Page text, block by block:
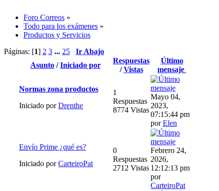
Foro Correos »
Todo para los exámenes »
Productos y Servicios
Páginas: [1] 2 3 ... 25
Ir Abajo
Asunto /Iniciado por
Respuestas
/Vistas
Último
mensaje
Normas zona productos
Iniciado porDrenthe
1
Respuestas
8774 Vistas
Mayo 04,
2023,
07:15:44 pm
porElen
Envío Prime ¿qué es?
Iniciado porCarteiroPat
0
Respuestas
2712 Vistas
Febrero 24,
2026,
12:12:13 pm
por
CarteiroPat